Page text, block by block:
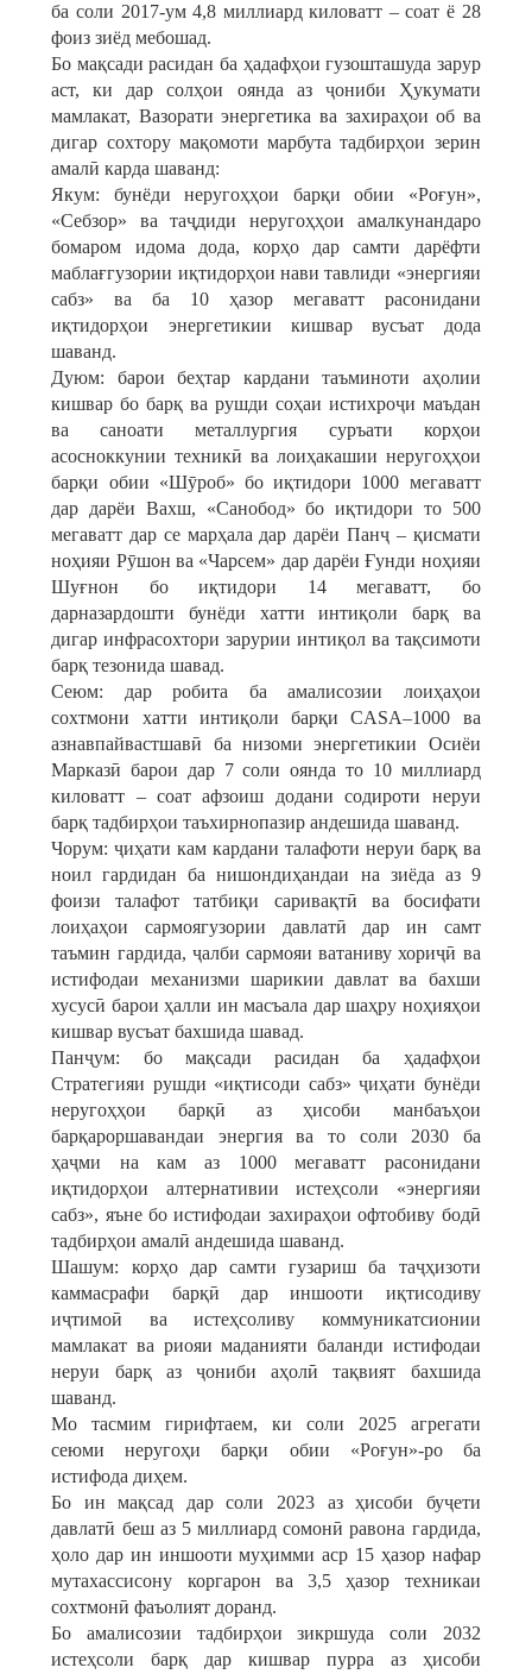
ба соли 2017-ум 4,8 миллиард киловатт – соат ё 28
фоиз зиёд мебошад.
Бо мақсади расидан ба ҳадафҳои гузошташуда зарур
аст, ки дар солҳои оянда аз ҷониби Ҳукумати
мамлакат, Вазорати энергетика ва захираҳои об ва
дигар сохтору мақомоти марбута тадбирҳои зерин
амалӣ карда шаванд:
Якум: бунёди неругоҳҳои барқи обии «Роғун»,
«Себзор» ва таҷдиди неругоҳҳои амалкунандаро
бомаром идома дода, корҳо дар самти дарёфти
маблағгузории иқтидорҳои нави тавлиди «энергияи
сабз» ва ба 10 ҳазор мегаватт расонидани
иқтидорҳои энергетикии кишвар вусъат дода
шаванд.
Дуюм: барои беҳтар кардани таъминоти аҳолии
кишвар бо барқ ва рушди соҳаи истихроҷи маъдан
ва саноати металлургия суръати корҳои
асосноккунии техникӣ ва лоиҳакашии неругоҳҳои
барқи обии «Шӯроб» бо иқтидори 1000 мегаватт
дар дарёи Вахш, «Санобод» бо иқтидори то 500
мегаватт дар се марҳала дар дарёи Панҷ – қисмати
ноҳияи Рӯшон ва «Чарсем» дар дарёи Ғунди ноҳияи
Шуғнон бо иқтидори 14 мегаватт, бо
дарназардошти бунёди хатти интиқоли барқ ва
дигар инфрасохтори зарурии интиқол ва тақсимоти
барқ тезонида шавад.
Сеюм: дар робита ба амалисозии лоиҳаҳои
сохтмони хатти интиқоли барқи CASA–1000 ва
азнавпайвастшавӣ ба низоми энергетикии Осиёи
Марказӣ барои дар 7 соли оянда то 10 миллиард
киловатт – соат афзоиш додани содироти неруи
барқ тадбирҳои таъхирнопазир андешида шаванд.
Чорум: ҷиҳати кам кардани талафоти неруи барқ ва
ноил гардидан ба нишондиҳандаи на зиёда аз 9
фоизи талафот татбиқи саривақтӣ ва босифати
лоиҳаҳои сармоягузории давлатӣ дар ин самт
таъмин гардида, ҷалби сармояи ватаниву хориҷӣ ва
истифодаи механизми шарикии давлат ва бахши
хусусӣ барои ҳалли ин масъала дар шаҳру ноҳияҳои
кишвар вусъат бахшида шавад.
Панҷум: бо мақсади расидан ба ҳадафҳои
Стратегияи рушди «иқтисоди сабз» ҷиҳати бунёди
неругоҳҳои барқӣ аз ҳисоби манбаъҳои
барқароршавандаи энергия ва то соли 2030 ба
ҳаҷми на кам аз 1000 мегаватт расонидани
иқтидорҳои алтернативии истеҳсоли «энергияи
сабз», яъне бо истифодаи захираҳои офтобиву бодӣ
тадбирҳои амалӣ андешида шаванд.
Шашум: корҳо дар самти гузариш ба таҷҳизоти
каммасрафи барқӣ дар иншооти иқтисодиву
иҷтимоӣ ва истеҳсоливу коммуникатсионии
мамлакат ва риояи маданияти баланди истифодаи
неруи барқ аз ҷониби аҳолӣ тақвият бахшида
шаванд.
Мо тасмим гирифтаем, ки соли 2025 агрегати
сеюми неругоҳи барқи обии «Роғун»-ро ба
истифода диҳем.
Бо ин мақсад дар соли 2023 аз ҳисоби буҷети
давлатӣ беш аз 5 миллиард сомонӣ равона гардида,
ҳоло дар ин иншооти муҳимми аср 15 ҳазор нафар
мутахассисону коргарон ва 3,5 ҳазор техникаи
сохтмонӣ фаъолият доранд.
Бо амалисозии тадбирҳои зикршуда соли 2032
истеҳсоли барқ дар кишвар пурра аз ҳисоби